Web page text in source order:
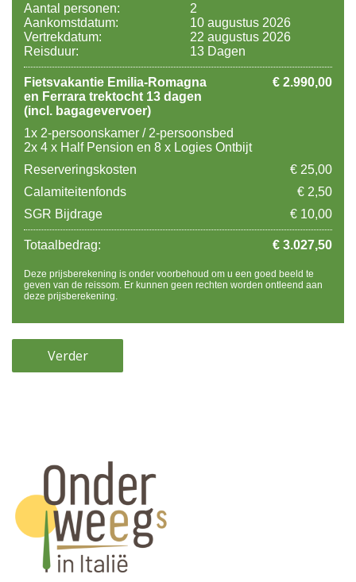
Aantal personen:
2
Aankomstdatum:
10 augustus 2026
Vertrekdatum:
22 augustus 2026
Reisduur:
13 Dagen
Fietsvakantie Emilia-Romagna
en Ferrara trektocht 13 dagen
(incl. bagagevervoer)
€ 2.990,00
1x 2-persoonskamer / 2-persoonsbed
2x 4 x Half Pension en 8 x Logies Ontbijt
Reserveringskosten
€ 25,00
Calamiteitenfonds
€ 2,50
SGR Bijdrage
€ 10,00
Totaalbedrag: € 3.027,50
Deze prijsberekening is onder voorbehoud om u een goed beeld te
geven van de reissom. Er kunnen geen rechten worden ontleend aan
deze prijsberekening.
Verder